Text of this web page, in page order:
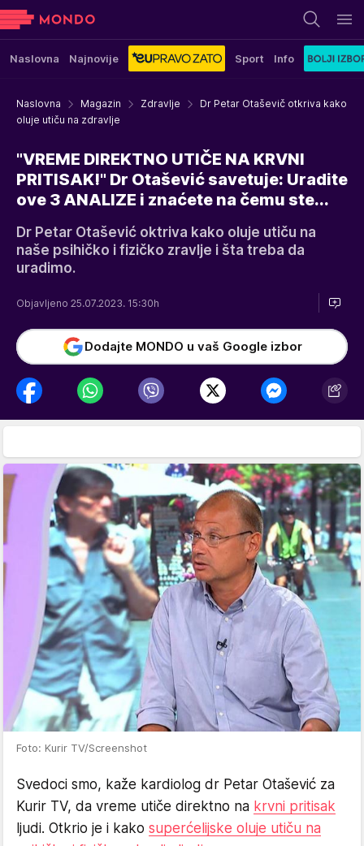
Naslovna Najnovije Sport Info
Naslovna Magazin Zdravlje
Dr Petar Otaševič otkriva kako
oluje utiču na zdravlje
"VREME DIREKTNO UTIČE NA KRVNI
PRITISAK!" Dr Otašević savetuje: Uradite
ove 3 ANALIZE i znaćete na čemu ste...
Dr Petar Otašević oktriva kako oluje utiču na
naše psihičko i fizičko zravlje i šta treba da
uradimo.
Objavljeno 25.07.2023. 15:30h
Dodajte MONDO u vaš Google izbor
Foto: Kurir TV/Screenshot
Svedoci smo, kaže kardiolog dr Petar Otašević za
Kurir TV, da vreme utiče direktno na krvni pritisak
ljudi. Otkrio je i kako superćelijske oluje utiču na